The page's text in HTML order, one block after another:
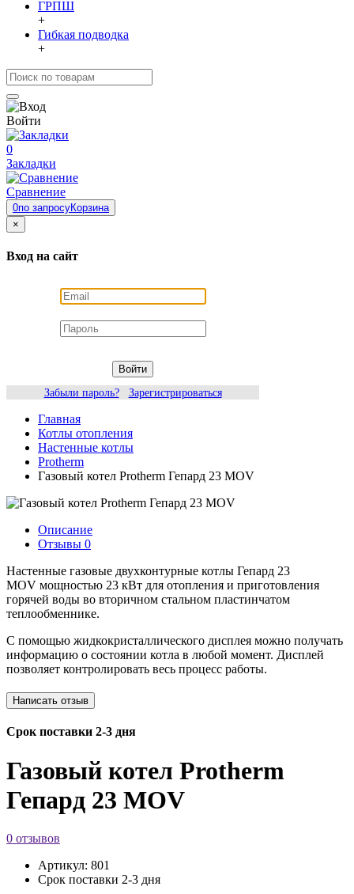
ГРПШ
+
Гибкая подводка
+
Войти
0
Закладки
Сравнение
0по запросуКорзина
×
Вход на сайт
Войти
Забыли пароль?
Зарегистрироваться
Главная
Котлы отопления
Настенные котлы
Protherm
Газовый котел Protherm Гепард 23 MOV
Описание
Отзывы 0
Настенные газовые двухконтурные котлы Гепард 23
MOV мощностью 23 кВт для отопления и приготовления
горячей воды во вторичном стальном пластинчатом
теплообменнике.
С помощью жидкокристаллического дисплея можно получать
информацию о состоянии котла в любой момент. Дисплей
позволяет контролировать весь процесс работы.
Срок поставки 2-3 дня
Газовый котел Protherm
Гепард 23 MOV
0 отзывов
Артикул: 801
Срок поставки 2-3 дня